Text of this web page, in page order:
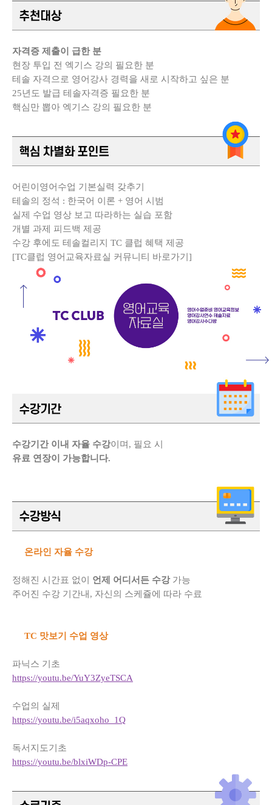
자격증 제출이 급한 분
현장 투입 전 엑기스 강의 필요한 분
테솔 자격으로 영어강사 경력을 새로 시작하고 싶은 분
25년도 발급 테솔자격증 필요한 분
핵심만 뽑아 엑기스 강의 필요한 분
어린이영어수업 기본실력 갖추기
테솔의 정석 : 한국어 이론 + 영어 시범
실제 수업 영상 보고 따라하는 실습 포함
개별 과제 피드백 제공
수강 후에도 테솔컬리지 TC 클럽 혜택 제공
[TC클럽 영어교육자료실 커뮤니티 바로가기]
수강기간 이내 자율 수강이며, 필요 시
유료 연장이 가능합니다.
온라인 자율 수강
정해진 시간표 없이 언제 어디서든 수강가능
주어진 수강 기간내, 자신의 스케쥴에 따라 수료
TC 맛보기 수업 영상
파닉스 기초
https://youtu.be/YuY3ZyeTSCA
수업의 실제
https://youtu.be/i5aqxoho_1Q
독서지도기초
https://youtu.be/blxiWDp-CPE